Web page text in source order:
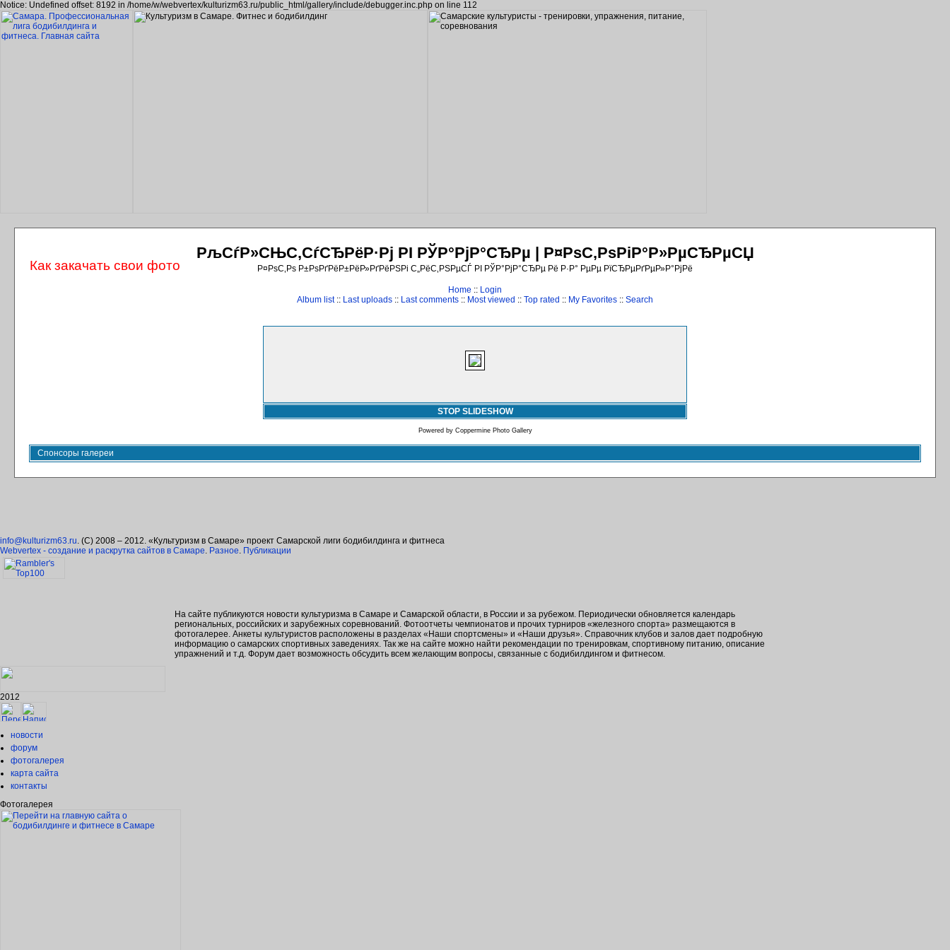
Notice: Undefined offset: 8192 in /home/w/webvertex/kulturizm63.ru/public_html/gallery/include/debugger.inc.php on line 112
РљСѓР»СЊС‚СѓСЂРёР·Рј РІ РЎР°РјР°СЂРµ | Р¤РѕС‚РѕРіР°Р»РµСЂРµСЏ
Р¤РѕС‚Рѕ Р±РѕРґРёР±РёР»РґРёРЅРі С„РёС‚РЅРµСЃ РІ РЎР°РјР°СЂРµ Рё Р·Р° РµРµ РїСЂРµРґРµР»Р°РјРё
Home :: Login
Album list:: Last uploads :: Last comments :: Most viewed :: Top rated :: My Favorites :: Search
STOP SLIDESHOW
Powered by Coppermine Photo Gallery
Спонсоры галереи
info@kulturizm63.ru. (C) 2008 – 2012. «Культуризм в Самаре» проект Самарской лиги бодибилдинга и фитнеса
Webvertex - создание и раскрутка сайтов в Самаре. Разное. Публикации
На сайте публикуются новости культуризма в Самаре и Самарской области, в России и за рубежом. Периодически обновляется календарь
региональных, российских и зарубежных соревнований. Фотоотчеты чемпионатов и прочих турниров «железного спорта» размещаются в
фотогалерее. Анкеты культуристов расположены в разделах «Наши спортсмены» и «Наши друзья». Справочник клубов и залов дает подробную
информацию о самарских спортивных заведениях. Так же на сайте можно найти рекомендации по тренировкам, спортивному питанию, описание
упражнений и т.д. Форум дает возможность обсудить всем желающим вопросы, связанные с бодибилдингом и фитнесом.
2012
новости
форум
фотогалерея
карта сайта
контакты
Фотогалерея
Как закачать свои фото